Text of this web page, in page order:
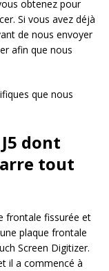
obtenez pour
Si vous avez déjà
de nous envoyer
afin que nous
que nous
dont
tout
frontale fissurée et
plaque frontale
Screen Digitizer.
il a commencé à